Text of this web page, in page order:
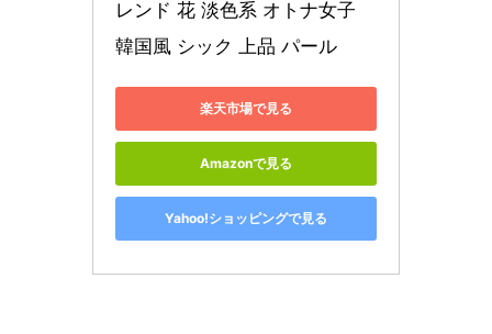
レンド 花 淡色系 オトナ女子
韓国風 シック 上品 パール
楽天市場で見る
Amazonで見る
Yahoo!ショッピングで見る